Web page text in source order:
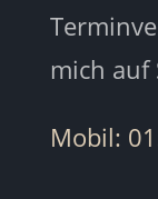
mich auf
Mobil: